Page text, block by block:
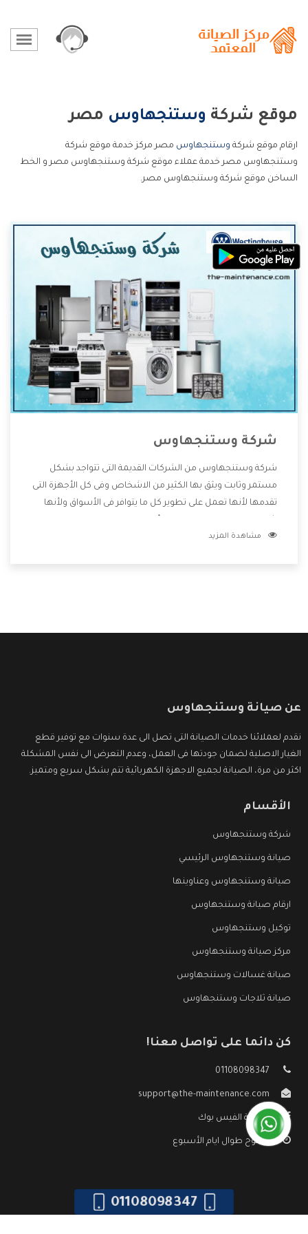
موقع شركة وستنجهاوس مصر
ارقام موقع شركة وستنجهاوس مصر مركز خدمة موقع شركة
وستنجهاوس مصر خدمة عملاء موقع شركة وستنجهاوس مصر و الخط
الساخن موقع شركة وستنجهاوس مصر.
شركة وستنجهاوس
شركة وستنجهاوس من الشركات القديمة التى تتواجد بشكل
مستمر وثابت ويثق بها الكثير من الاشخاص وفى كل الأجهزة التى
تقدمها لأنها تعمل على تطوير كل ما يتوافر فى الأسواق ولأنها
المنتجات وتقدم للعملاء أقوى العروض والخصومات التى تسهل
مشاهدة المزيد
عن صيانة وستنجهاوس
نقدم لعملائنا خدمات الصيانة التى تصل الى عدة سنوات مع توفير قطع
الغيار الاصلية لضمان جودتها فى العمل، وعدم التعرض الى نفس المشكلة
اكثر من مرة، الصيانة لجميع الاجهزة الكهربائية تتم بشكل سريع ومتميز.
الأقسام
شركة وستنجهاوس
صيانة وستنجهاوس الرئيسي
صيانة وستنجهاوس وعناوينها
ارقام صيانة وستنجهاوس
توكيل وستنجهاوس
مركز صيانة وستنجهاوس
صيانة غسالات وستنجهاوس
صيانة ثلاجات وستنجهاوس
كن دائما على تواصل معنا!
01108098347
support@the-maintenance.com
صفحة الفيس بوك
مفتوح طوال ايام الأسبوع
01108098347